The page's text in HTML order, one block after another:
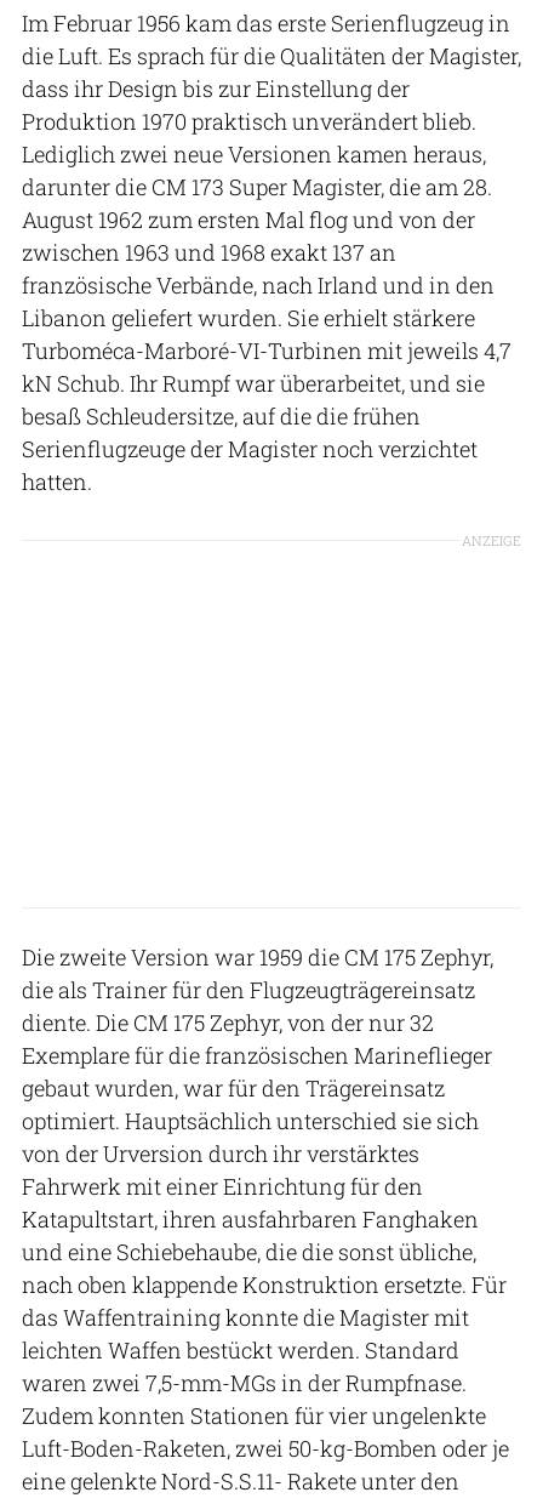
Im Februar 1956 kam das erste Serienflugzeug in
die Luft. Es sprach für die Qualitäten der Magister,
dass ihr Design bis zur Einstellung der
Produktion 1970 praktisch unverändert blieb.
Lediglich zwei neue Versionen kamen heraus,
darunter die CM 173 Super Magister, die am 28.
August 1962 zum ersten Mal flog und von der
zwischen 1963 und 1968 exakt 137 an
französische Verbände, nach Irland und in den
Libanon geliefert wurden. Sie erhielt stärkere
Turboméca-Marboré-VI-Turbinen mit jeweils 4,7
kN Schub. Ihr Rumpf war überarbeitet, und sie
besaß Schleudersitze, auf die die frühen
Serienflugzeuge der Magister noch verzichtet
hatten.
ANZEIGE
Die zweite Version war 1959 die CM 175 Zephyr,
die als Trainer für den Flugzeugträgereinsatz
diente. Die CM 175 Zephyr, von der nur 32
Exemplare für die französischen Marineflieger
gebaut wurden, war für den Trägereinsatz
optimiert. Hauptsächlich unterschied sie sich
von der Urversion durch ihr verstärktes
Fahrwerk mit einer Einrichtung für den
Katapultstart, ihren ausfahrbaren Fanghaken
und eine Schiebehaube, die die sonst übliche,
nach oben klappende Konstruktion ersetzte. Für
das Waffentraining konnte die Magister mit
leichten Waffen bestückt werden. Standard
waren zwei 7,5-mm-MGs in der Rumpfnase.
Zudem konnten Stationen für vier ungelenkte
Luft-Boden-Raketen, zwei 50-kg-Bomben oder je
eine gelenkte Nord-S.S.11- Rakete unter den